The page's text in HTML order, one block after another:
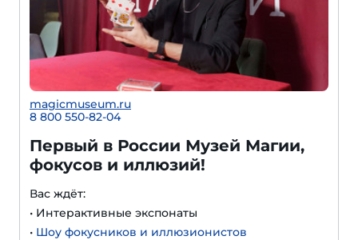
magicmuseum.ru
8 800 550-82-04
Первый в России Музей Магии,
фокусов и иллюзий!
Вас ждёт:
• Интерактивные экспонаты
• Шоу фокусников и иллюзионистов